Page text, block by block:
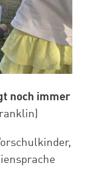
noch immer